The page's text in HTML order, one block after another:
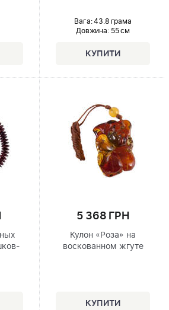
Вага: 43.8 грама
Довжина:55 см
5 368 ГРН
Кулон «Роза» на
воскованном жгуте